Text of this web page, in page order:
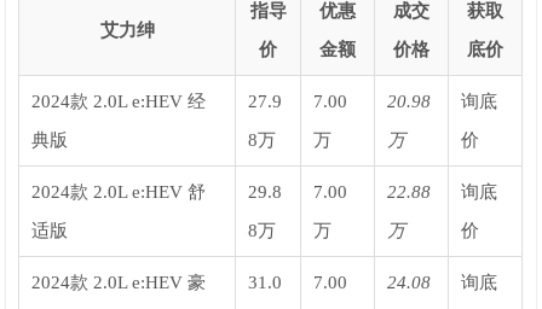
艾力绅
指导
价
优惠
金额
成交
价格
获取
底价
2024款 2.0L e:HEV 经
典版
27.9
8万
7.00
万
20.98
万
询底
价
2024款 2.0L e:HEV 舒
适版
29.8
8万
7.00
万
22.88
万
询底
价
2024款 2.0L e:HEV 豪
31.0
7.00
24.08
询底